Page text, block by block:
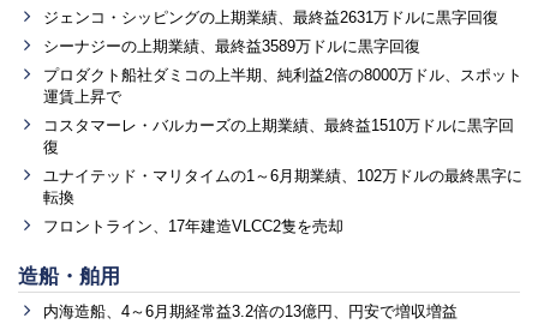
ジェンコ・シッピングの上期業績、最終益2631万ドルに黒字回復
シーナジーの上期業績、最終益3589万ドルに黒字回復
プロダクト船社ダミコの上半期、純利益2倍の8000万ドル、スポット
運賃上昇で
コスタマーレ・バルカーズの上期業績、最終益1510万ドルに黒字回
復
ユナイテッド・マリタイムの1～6月期業績、102万ドルの最終黒字に
転換
フロントライン、17年建造VLCC2隻を売却
造船・舶用
内海造船、4～6月期経常益3.2倍の13億円、円安で増収増益